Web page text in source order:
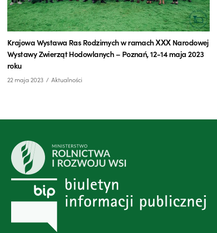
Krajowa Wystawa Ras Rodzimych w ramach XXX Narodowej
Wystawy Zwierząt Hodowlanych – Poznań, 12-14 maja 2023
roku
22 maja 2023 Aktualności